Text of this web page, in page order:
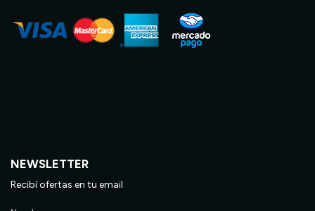
NEWSLETTER
Recibí ofertas en tu email